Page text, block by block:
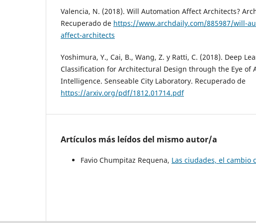
Valencia, N. (2018). Will Automation Affect Architects?
Recuperado de https://www.archdaily.com/885987/will-
affect-architects
Yoshimura, Y., Cai, B., Wang, Z. y Ratti, C. (2018). Deep
Classification for Architectural Design through the Eye of
Intelligence. Senseable City Laboratory. Recuperado de
https://arxiv.org/pdf/1812.01714.pdf
Artículos más leídos del mismo autor/a
Favio Chumpitaz Requena, Las ciudades, el cambio